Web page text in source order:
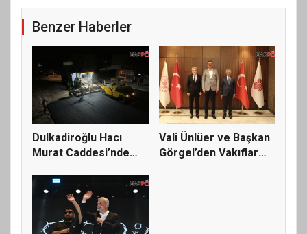
Benzer Haberler
Dulkadiroğlu Hacı
Murat Caddesi’nde
Vali Ünlüer ve Başkan
Görgel’den Vakıflar